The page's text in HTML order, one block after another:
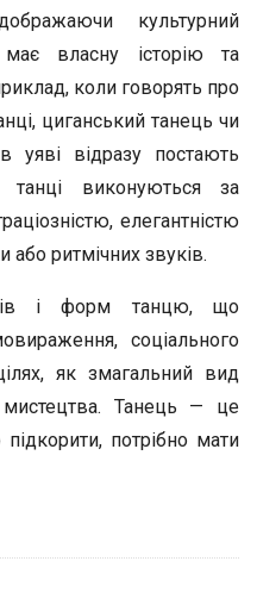
культурний
власну історію та
коли говорять про
циганський танець чи
уяві відразу постають
виконуються за
елегантністю
або ритмічних звуків.
і форм танцю, що
соціального
як змагальний вид
Танець — це
потрібно мати